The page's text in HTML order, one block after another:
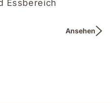
Essbereich
Ansehen